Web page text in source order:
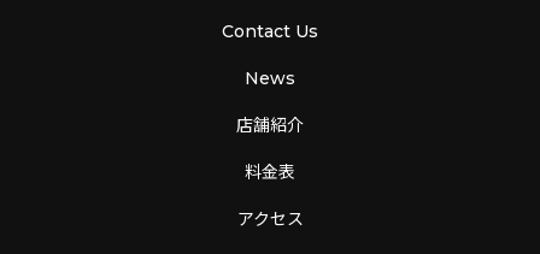
Contact Us
News
店舗紹介
料金表
アクセス